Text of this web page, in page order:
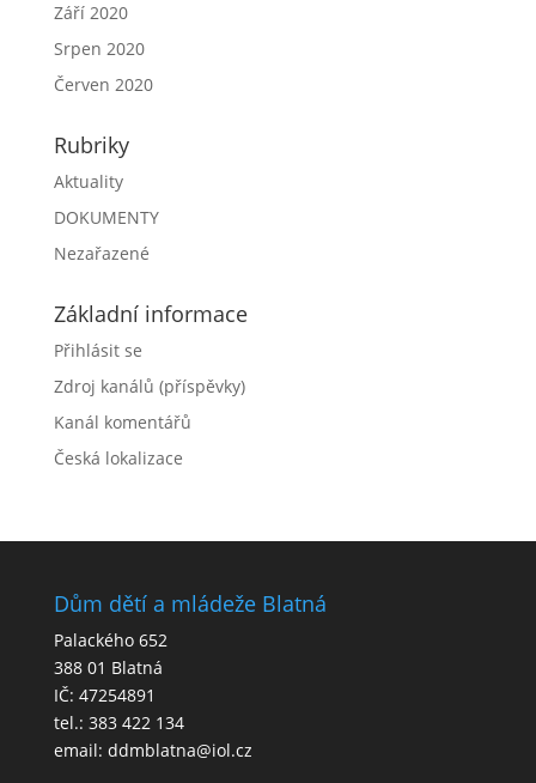
Září 2020
Srpen 2020
Červen 2020
Rubriky
Aktuality
DOKUMENTY
Nezařazené
Základní informace
Přihlásit se
Zdroj kanálů (příspěvky)
Kanál komentářů
Česká lokalizace
Dům dětí a mládeže Blatná
Palackého 652
388 01 Blatná
IČ: 47254891
tel.: 383 422 134
email: ddmblatna@iol.cz